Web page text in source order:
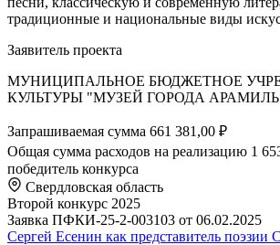
традиционные и национальные виды
Заявитель проекта
МУНИЦИПАЛЬНОЕ БЮДЖЕТНОЕ
КУЛЬТУРЫ "МУЗЕЙ ГОРОДА
Запрашиваемая сумма 661 381,00 ₽
Общая сумма расходов на реализацию 1
победитель конкурса
Свердловская область
Второй конкурс 2025
Заявка ПФКИ-25-2-003103 от 06.02.2025
Сергей Есенин как представитель поэзии